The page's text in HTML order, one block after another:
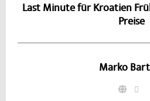
Last Minute für Kroatien
Preise
Marko